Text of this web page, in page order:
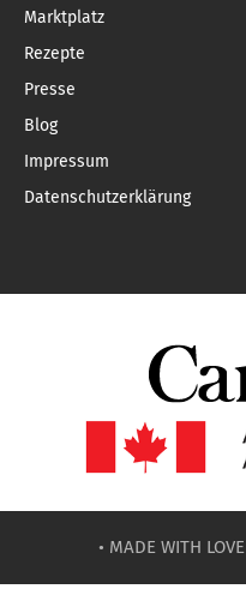
Marktplatz
Rezepte
Presse
Blog
Impressum
Datenschutzerklärung
• MADE WITH